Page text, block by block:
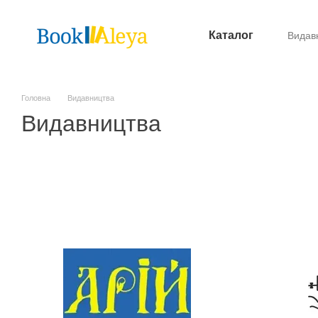
Каталог
Головна Видавництва
Видавництва